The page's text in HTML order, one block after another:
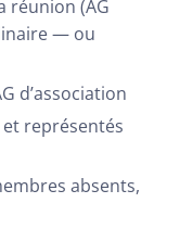
réunion (AG
— ou
d’association
représentés
absents,